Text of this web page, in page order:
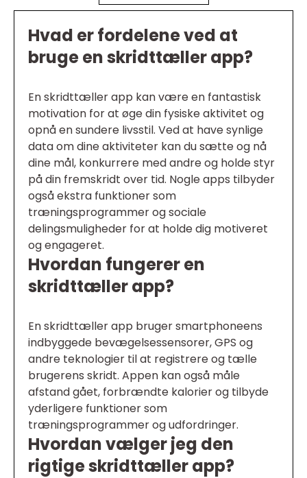
Hvad er fordelene ved at
bruge en skridttæller app?
En skridttæller app kan være en fantastisk
motivation for at øge din fysiske aktivitet og
opnå en sundere livsstil. Ved at have synlige
data om dine aktiviteter kan du sætte og nå
dine mål, konkurrere med andre og holde styr
på din fremskridt over tid. Nogle apps tilbyder
også ekstra funktioner som
træningsprogrammer og sociale
delingsmuligheder for at holde dig motiveret
og engageret.
Hvordan fungerer en
skridttæller app?
En skridttæller app bruger smartphoneens
indbyggede bevægelsessensorer, GPS og
andre teknologier til at registrere og tælle
brugerens skridt. Appen kan også måle
afstand gået, forbrændte kalorier og tilbyde
yderligere funktioner som
træningsprogrammer og udfordringer.
Hvordan vælger jeg den
rigtige skridttæller app?